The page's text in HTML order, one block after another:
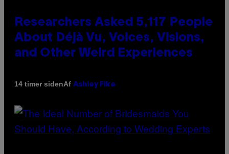
Researchers Asked 5,117 People
About Déjà Vu, Voices, Visions,
and Other Weird Experiences
14 timer sidenAf Ashley Fike